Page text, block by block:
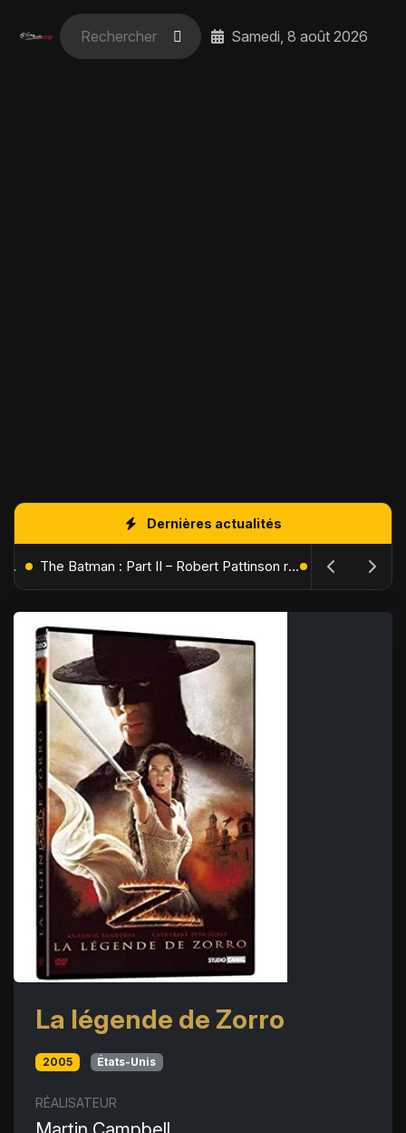
Samedi, 8 août 2026
Dernières actualités
L'Âge de Glace : Le Réveil du Volcan – Manny, Sid et Diego de retour pour une aventure explosive The Batman : Part II – Robert Pattinson replonge dans les ténèbres de Gotham dès octobre 2027
La légende de Zorro
2005 États-Unis
RÉALISATEUR